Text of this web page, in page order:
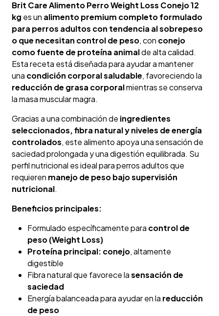
Brit Care Alimento Perro Weight Loss Conejo 12
kg es un alimento premium completo formulado
para perros adultos con tendencia al sobrepeso
o que necesitan control de peso, con conejo
como fuente de proteína animalde alta calidad.
Esta receta está diseñada para ayudar a mantener
una condición corporal saludable, favoreciendo la
reducción de grasa corporalmientras se conserva
la masa muscular magra.
Gracias a una combinación de ingredientes
seleccionados, fibra natural y niveles de energía
controlados, este alimento apoya una sensación de
saciedad prolongada y una digestión equilibrada. Su
perfil nutricional es ideal para perros adultos que
requieren manejo de peso bajo supervisión
nutricional.
Beneficios principales:
Formulado específicamente para control de
peso (Weight Loss)
Proteína principal: conejo, altamente
digestible
Fibra natural que favorece lasensación de
saciedad
Energía balanceada para ayudar en la reducción
de peso